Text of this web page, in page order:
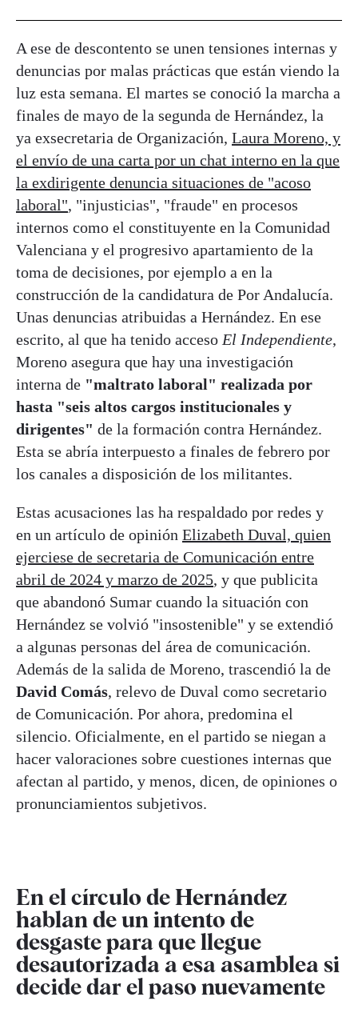
A ese de descontento se unen tensiones internas y
denuncias por malas prácticas que están viendo la
luz esta semana. El martes se conoció la marcha a
finales de mayo de la segunda de Hernández, la
ya exsecretaria de Organización, Laura Moreno, y
el envío de una carta por un chat interno en la que
la exdirigente denuncia situaciones de "acoso
laboral", "injusticias", "fraude" en procesos
internos como el constituyente en la Comunidad
Valenciana y el progresivo apartamiento de la
toma de decisiones, por ejemplo a en la
construcción de la candidatura de Por Andalucía.
Unas denuncias atribuidas a Hernández. En ese
escrito, al que ha tenido acceso El Independiente,
Moreno asegura que hay una investigación
interna de "maltrato laboral" realizada por
hasta "seis altos cargos institucionales y
dirigentes" de la formación contra Hernández.
Esta se abría interpuesto a finales de febrero por
los canales a disposición de los militantes.
Estas acusaciones las ha respaldado por redes y
en un artículo de opinión Elizabeth Duval, quien
ejerciese de secretaria de Comunicación entre
abril de 2024 y marzo de 2025, y que publicita
que abandonó Sumar cuando la situación con
Hernández se volvió "insostenible" y se extendió
a algunas personas del área de comunicación.
Además de la salida de Moreno, trascendió la de
David Comás, relevo de Duval como secretario
de Comunicación. Por ahora, predomina el
silencio. Oficialmente, en el partido se niegan a
hacer valoraciones sobre cuestiones internas que
afectan al partido, y menos, dicen, de opiniones o
pronunciamientos subjetivos.
En el círculo de Hernández
hablan de un intento de
desgaste para que llegue
desautorizada a esa asamblea si
decide dar el paso nuevamente